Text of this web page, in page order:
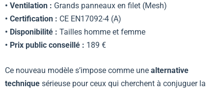
• Ventilation : Grands panneaux en filet (Mesh)
• Certification : CE EN17092-4 (A)
• Disponibilité : Tailles homme et femme
• Prix public conseillé : 189 €
Ce nouveau modèle s’impose comme une alternative
technique sérieuse pour ceux qui cherchent à conjuguer la